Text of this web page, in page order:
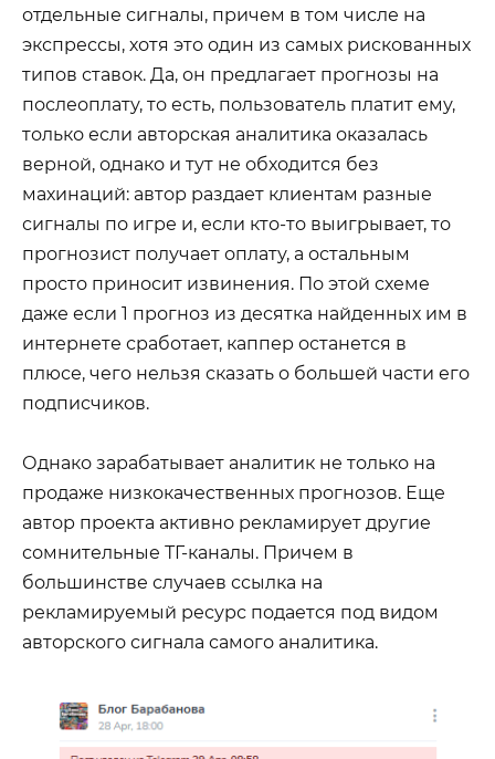
отдельные сигналы, причем в том числе на
экспрессы, хотя это один из самых рискованных
типов ставок. Да, он предлагает прогнозы на
послеоплату, то есть, пользователь платит ему,
только если авторская аналитика оказалась
верной, однако и тут не обходится без
махинаций: автор раздает клиентам разные
сигналы по игре и, если кто-то выигрывает, то
прогнозист получает оплату, а остальным
просто приносит извинения. По этой схеме
даже если 1 прогноз из десятка найденных им в
интернете сработает, каппер останется в
плюсе, чего нельзя сказать о большей части его
подписчиков.
Однако зарабатывает аналитик не только на
продаже низкокачественных прогнозов. Еще
автор проекта активно рекламирует другие
сомнительные ТГ-каналы. Причем в
большинстве случаев ссылка на
рекламируемый ресурс подается под видом
авторского сигнала самого аналитика.